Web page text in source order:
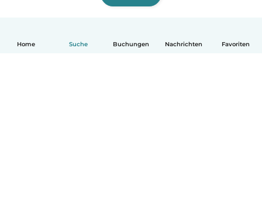
Home Suche Buchungen Nachrichten Favoriten